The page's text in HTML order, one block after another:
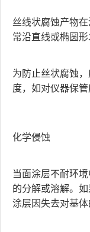
丝线状腐蚀产物
常沿直线或椭圆形
为防止丝状腐蚀
度，如对仪器保管
化学侵蚀
当面涂层不耐环
的分解或溶解。
涂层因失去对基体